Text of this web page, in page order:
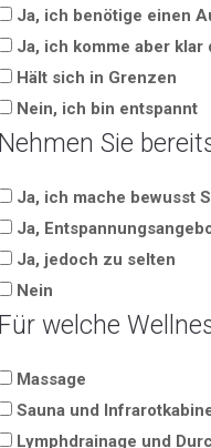
Ja, ich benötige einen
Ja, ich komme aber klar
Hält sich in Grenzen
Nein, ich bin entspannt
Nehmen Sie
Ja, ich mache bewusst
Ja,
Ja, jedoch zu selten
Nein
Für welche
Massage
Sauna und
Lymphdrainage und